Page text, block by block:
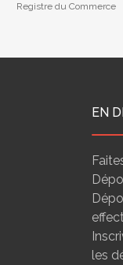
Registre du Commerce
EN
les